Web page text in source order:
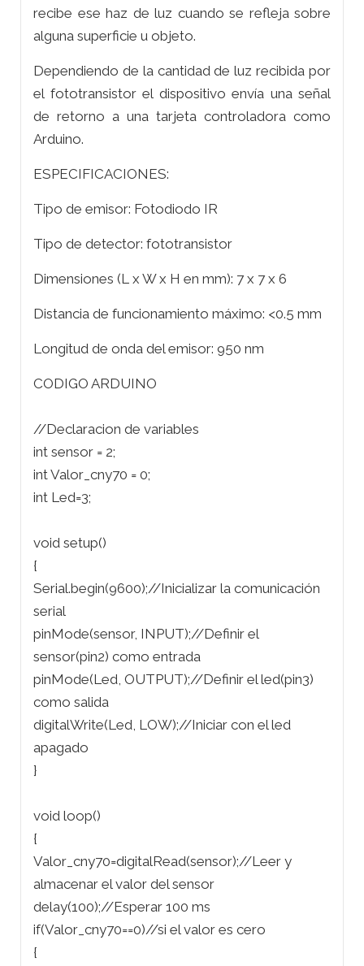
recibe ese haz de luz cuando se refleja sobre
alguna superficie u objeto.
Dependiendo de la cantidad de luz recibida por
el fototransistor el dispositivo envía una señal
de retorno a una tarjeta controladora como
Arduino.
ESPECIFICACIONES:
Tipo de emisor: Fotodiodo IR
Tipo de detector: fototransistor
Dimensiones (L x W x H en mm): 7 x 7 x 6
Distancia de funcionamiento máximo: <0.5 mm
Longitud de onda del emisor: 950 nm
CODIGO ARDUINO
//Declaracion de variables
int sensor = 2;
int Valor_cny70 = 0;
int Led=3;
void setup()
{
Serial.begin(9600);//Inicializar la comunicación
serial
pinMode(sensor, INPUT);//Definir el
sensor(pin2) como entrada
pinMode(Led, OUTPUT);//Definir el led(pin3)
como salida
digitalWrite(Led, LOW);//Iniciar con el led
apagado
}
void loop()
{
Valor_cny70=digitalRead(sensor);//Leer y
almacenar el valor del sensor
delay(100);//Esperar 100 ms
if(Valor_cny70==0)//si el valor es cero
{